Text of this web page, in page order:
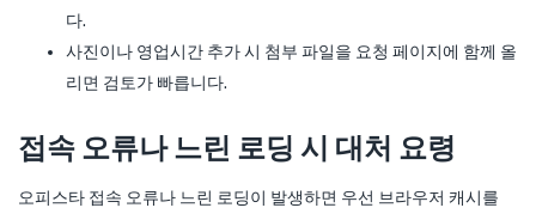
다.
사진이나 영업시간 추가 시 첨부 파일을 요청 페이지에 함께 올
리면 검토가 빠릅니다.
접속 오류나 느린 로딩 시 대처 요령
오피스타 접속 오류나 느린 로딩이 발생하면 우선 브라우저 캐시를